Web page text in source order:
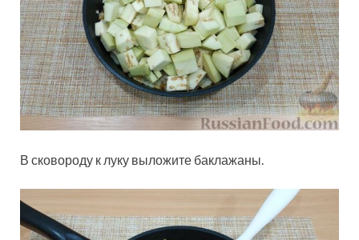
В сковороду к луку выложите баклажаны.